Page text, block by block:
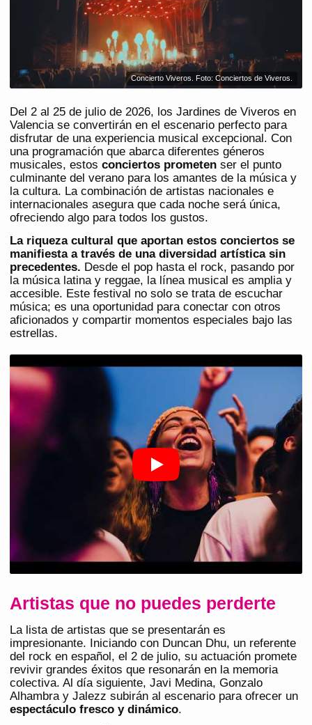
Concierto Viveros. Foto: Conciertos de Viveros.
Del 2 al 25 de julio de 2026, los Jardines de Viveros en
Valencia se convertirán en el escenario perfecto para
disfrutar de una experiencia musical excepcional. Con
una programación que abarca diferentes géneros
musicales, estos conciertos prometen ser el punto
culminante del verano para los amantes de la música y
la cultura. La combinación de artistas nacionales e
internacionales asegura que cada noche será única,
ofreciendo algo para todos los gustos.
La riqueza cultural que aportan estos conciertos se
manifiesta a través de una diversidad artística sin
precedentes. Desde el pop hasta el rock, pasando por
la música latina y reggae, la línea musical es amplia y
accesible. Este festival no solo se trata de escuchar
música; es una oportunidad para conectar con otros
aficionados y compartir momentos especiales bajo las
estrellas.
Artistas que no puedes perderte
La lista de artistas que se presentarán es
impresionante. Iniciando con Duncan Dhu, un referente
del rock en español, el 2 de julio, su actuación promete
revivir grandes éxitos que resonarán en la memoria
colectiva. Al día siguiente, Javi Medina, Gonzalo
Alhambra y Jalezz subirán al escenario para ofrecer un
espectáculo fresco y dinámico.